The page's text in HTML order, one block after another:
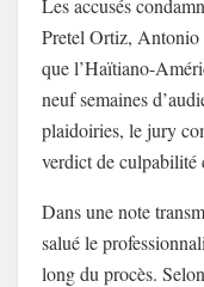
Pretel Ortiz,
que l’Haïtiano-
neuf semaines
plaidoiries, le jury
verdict de culpabilité
Dans une note
salué le
long du procès.